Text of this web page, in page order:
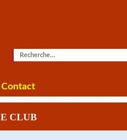
Contact
LE CLUB